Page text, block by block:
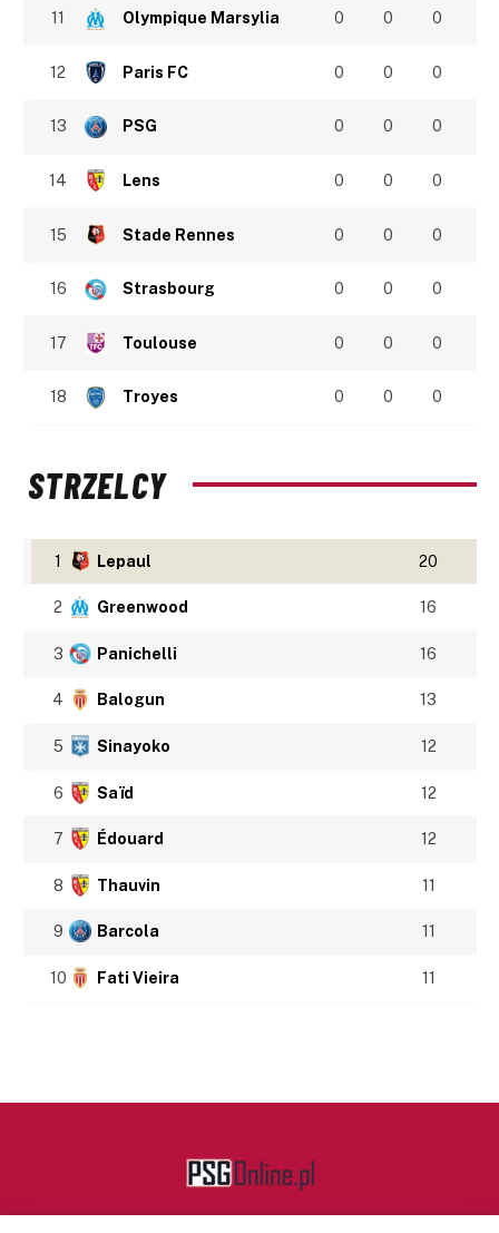
11 Olympique Marsylia 0 0 0
12 Paris FC 0 0 0
13 PSG 0 0 0
14 Lens 0 0 0
15 Stade Rennes 0 0 0
16 Strasbourg 0 0 0
17 Toulouse 0 0 0
18 Troyes 0 0 0
STRZELCY
1 Lepaul 20
2 Greenwood 16
3 Panichelli 16
4 Balogun 13
5 Sinayoko 12
6 Saïd 12
7 Édouard 12
8 Thauvin 11
9 Barcola 11
10 Fati Vieira 11